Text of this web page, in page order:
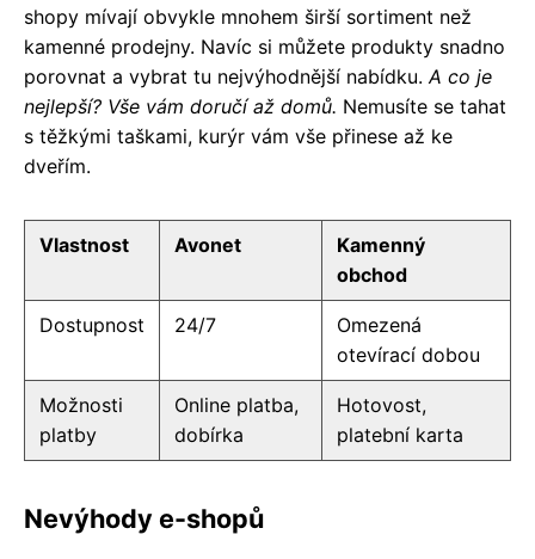
shopy mívají obvykle mnohem širší sortiment než
kamenné prodejny. Navíc si můžete produkty snadno
porovnat a vybrat tu nejvýhodnější nabídku.A co je
nejlepší? Vše vám doručí až domů. Nemusíte se tahat
s těžkými taškami, kurýr vám vše přinese až ke
dveřím.
Vlastnost Avonet
Kamenný
obchod
Dostupnost 24/7
Omezená
otevírací dobou
Možnosti
platby
Online platba,
dobírka
Hotovost,
platební karta
Nevýhody e-shopů